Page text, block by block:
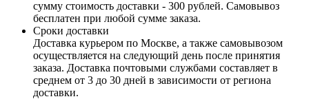
сумму стоимость доставки - 300 рублей. Самовывоз
бесплатен при любой сумме заказа.
Сроки доставки
Доставка курьером по Москве, а также самовывозом
осуществляется на следующий день после принятия
заказа. Доставка почтовыми службами составляет в
среднем от 3 до 30 дней в зависимости от региона
доставки.